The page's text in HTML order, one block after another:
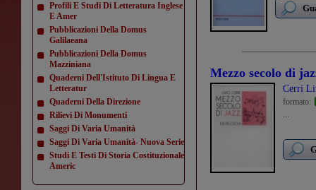
Profili E Studi Di Letteratura Inglese
E Amer
Pubblicazioni Della Domus
Galilaeana
Pubblicazioni Della Domus
Mazziniana
Quaderni Dell'Istituto Di Lingua E
Letteratur
Quaderni Della Direzione
Rilievi Di Monumenti
Saggi Di Varia Umanità
Saggi Di Varia Umanità- Nuova Serie
Studi E Testi Di Storia Costituzionale
Americ
Mezzo secolo di
Cerri
formato:
...